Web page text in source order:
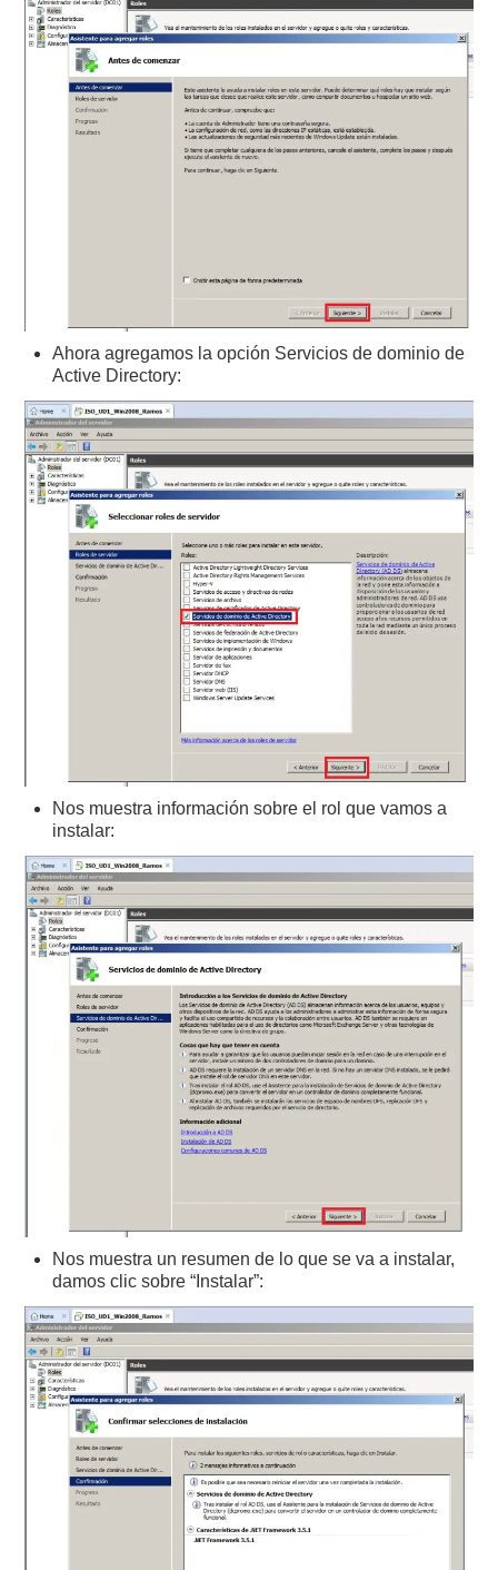
Ahora agregamos la opción Servicios de dominio de
Active Directory:
Nos muestra información sobre el rol que vamos a
instalar:
Nos muestra un resumen de lo que se va a instalar,
damos clic sobre “Instalar”: